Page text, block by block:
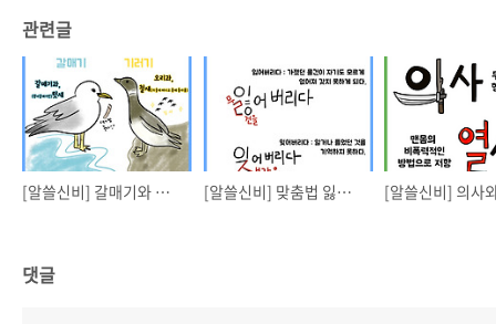
관련글
[알쓸신비] 갈매기와 기러기 [알쓸신비] 맞춤법 잃어버리다 잊어버리다 [알쓸신비] 의사
댓글